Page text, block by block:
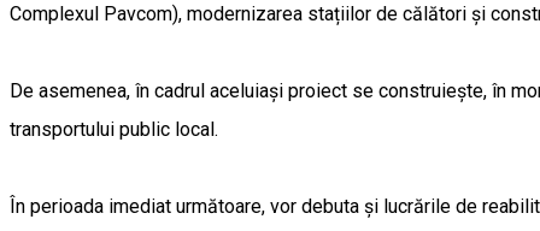
Complexul Pavcom), modernizarea stațiilor de călători și
De asemenea, în cadrul aceluiași proiect se construiește, în
transportului public local.
În perioada imediat următoare, vor debuta și lucrările de